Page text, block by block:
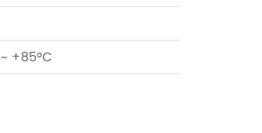
+85°C